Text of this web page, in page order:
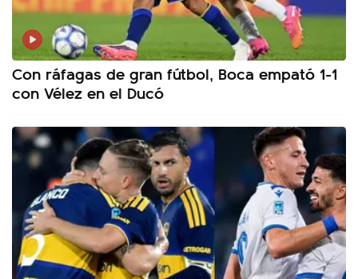
Con ráfagas de gran fútbol, Boca empató 1-1
con Vélez en el Ducó